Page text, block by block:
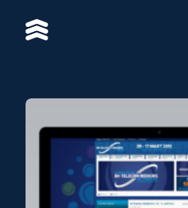
SERVICES
ABOUT US
CONTACT